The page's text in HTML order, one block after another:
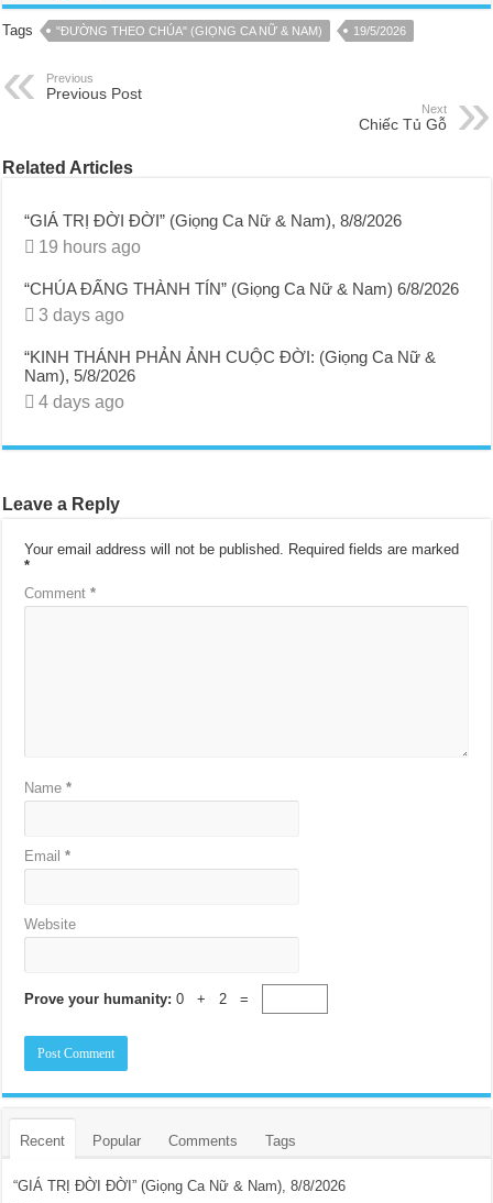
Tags "ĐƯỜNG THEO CHÚA" (GIỌNG CA NỮ & NAM) 19/5/2026
Previous
Previous Post
Next
Chiếc Tủ Gỗ
Related Articles
“GIÁ TRỊ ĐỜI ĐỜI” (Giọng Ca Nữ & Nam), 8/8/2026
19 hours ago
“CHÚA ĐẤNG THÀNH TÍN” (Giọng Ca Nữ & Nam) 6/8/2026
3 days ago
“KINH THÁNH PHẢN ẢNH CUỘC ĐỜI: (Giọng Ca Nữ &
Nam), 5/8/2026
4 days ago
Leave a Reply
Your email address will not be published. Required fields are marked
*
Comment*
Name*
Email*
Website
Prove your humanity:0 + 2 =
Recent Popular Comments Tags
“GIÁ TRỊ ĐỜI ĐỜI” (Giọng Ca Nữ & Nam), 8/8/2026